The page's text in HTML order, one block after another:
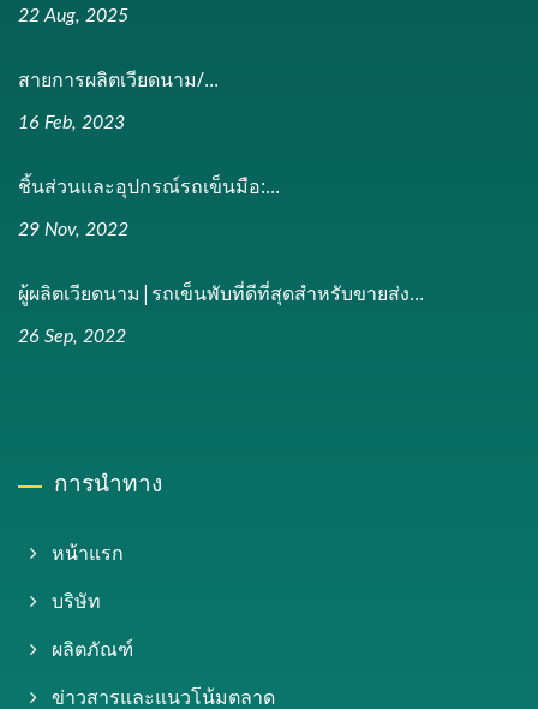
22 Aug, 2025
สายการผลิตเวียดนาม/...
16 Feb, 2023
ชิ้นส่วนและอุปกรณ์รถเข็นมือ:...
29 Nov, 2022
ผู้ผลิตเวียดนาม|รถเข็นพับที่ดีที่สุดสำหรับขายส่ง...
26 Sep, 2022
การนำทาง
หน้าแรก
บริษัท
ผลิตภัณฑ์
ข่าวสารและแนวโน้มตลาด